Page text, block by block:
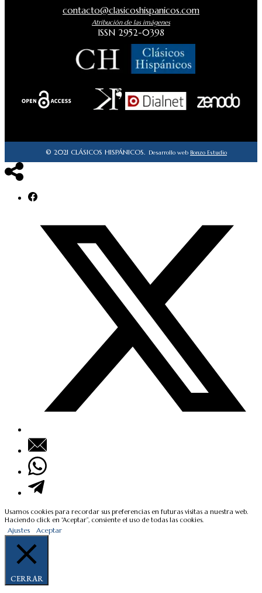
contacto@clasicoshispanicos.com
Atribución de las imágenes
ISSN 2952-0398
© 2021 CLÁSICOS HISPÁNICOS. Desarrollo web Bonzo Estudio
Usamos cookies para recordar sus preferencias en futuras visitas a nuestra web.
Haciendo click en “Aceptar”, consiente el uso de todas las cookies.
Ajustes Aceptar
CERRAR